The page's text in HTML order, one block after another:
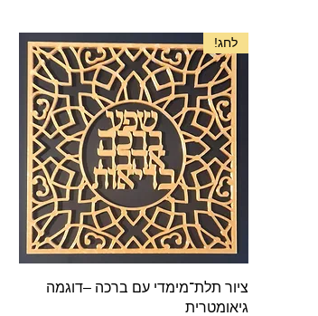
תצוגה מהירה
לחג!
ציור תלת־מימדי עם ברכה –דוגמה
גיאומטרית